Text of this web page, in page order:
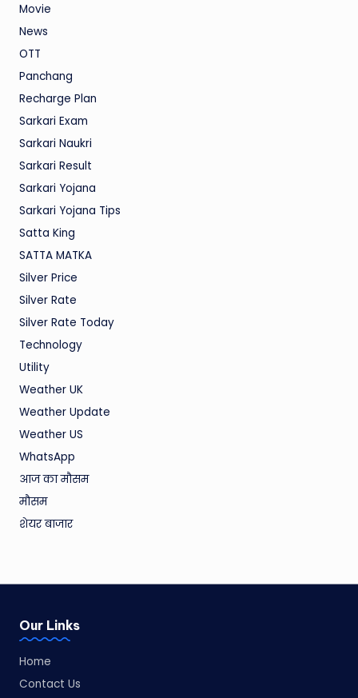
Movie
News
OTT
Panchang
Recharge Plan
Sarkari Exam
Sarkari Naukri
Sarkari Result
Sarkari Yojana
Sarkari Yojana Tips
Satta King
SATTA MATKA
Silver Price
Silver Rate
Silver Rate Today
Technology
Utility
Weather UK
Weather Update
Weather US
WhatsApp
आज का मौसम
मौसम
शेयर बाजार
Our Links
Home
Contact Us